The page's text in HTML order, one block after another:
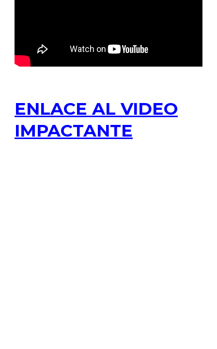
ENLACE AL VIDEO
IMPACTANTE